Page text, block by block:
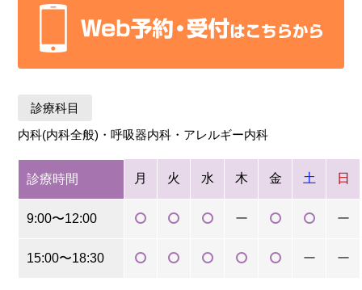
診療科目
内科(内科全般)・呼吸器内科・アレルギー内科
診療時間 月 火 水 木 金 土 日
9:00〜12:00 ー ー
15:00〜18:30 ー ー